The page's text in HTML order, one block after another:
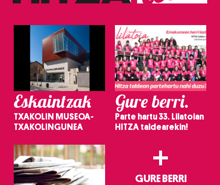
Eskaintzak
TXAKOLIN MUSEOA-
TXAKOLINGUNEA
Gure berri.
Parte hartu 33. Lilatoian
HITZA taldearekin!
+
GURE BERRI